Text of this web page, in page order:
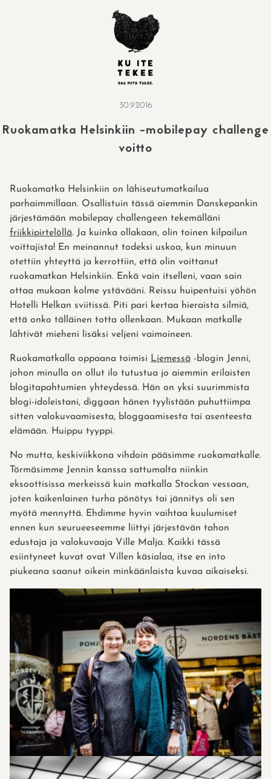
30.9.2016
Ruokamatka Helsinkiin -mobilepay challenge
voitto
Ruokamatka Helsinkiin on lähiseutumatkailua
parhaimmillaan. Osallistuin tässä aiemmin Danskepankin
järjestämään mobilepay challengeen tekemälläni
friikkipirtelöllä. Ja kuinka ollakaan, olin toinen kilpailun
voittajista! En meinannut todeksi uskoa, kun minuun
otettiin yhteyttä ja kerrottiin, että olin voittanut
ruokamatkan Helsinkiin. Enkä vain itselleni, vaan sain
ottaa mukaan kolme ystävääni. Reissu huipentuisi yöhön
Hotelli Helkan sviitissä. Piti pari kertaa hieraista silmiä,
että onko tälläinen totta ollenkaan. Mukaan matkalle
lähtivät mieheni lisäksi veljeni vaimoineen.
Ruokamatkalla oppaana toimisi Liemessä -blogin Jenni,
johon minulla on ollut ilo tutustua jo aiemmin erilaisten
blogitapahtumien yhteydessä. Hän on yksi suurimmista
blogi-idoleistani, diggaan hänen tyylistään puhuttiimpa
sitten valokuvaamisesta, bloggaamisesta tai asenteesta
elämään. Huippu tyyppi.
No mutta, keskiviikkona vihdoin pääsimme ruokamatkalle.
Törmäsimme Jennin kanssa sattumalta niinkin
eksoottisissa merkeissä kuin matkalla Stockan vessaan,
joten kaikenlainen turha pönötys tai jännitys oli sen
myötä mennyttä. Ehdimme hyvin vaihtaa kuulumiset
ennen kun seurueeseemme liittyi järjestävän tahon
edustaja ja valokuvaaja Ville Malja. Kaikki tässä
esiintyneet kuvat ovat Villen käsialaa, itse en into
piukeana saanut oikein minkäänlaista kuvaa aikaiseksi.